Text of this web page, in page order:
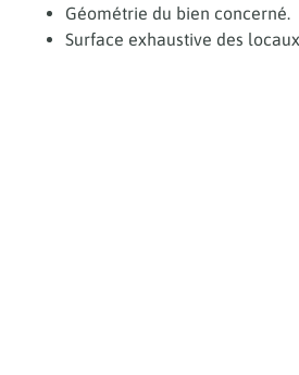
Géométrie du bien concerné.
Surface exhaustive des